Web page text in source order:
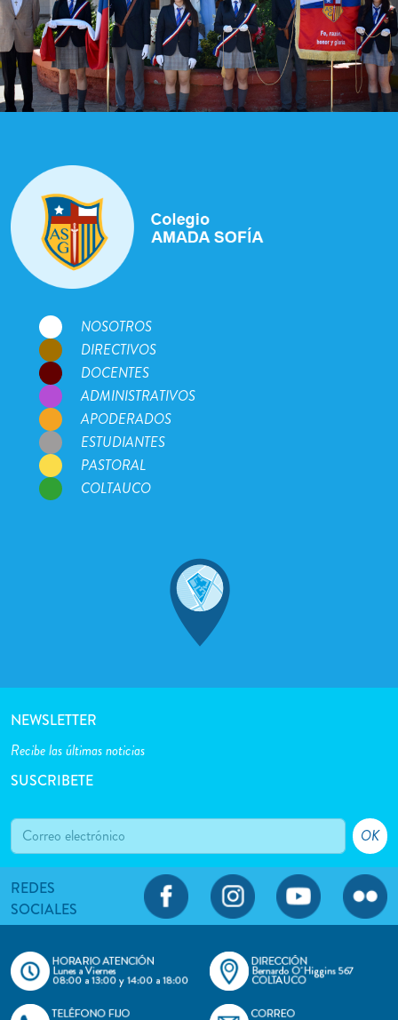
NOSOTROS
DIRECTIVOS
DOCENTES
ADMINISTRATIVOS
APODERADOS
ESTUDIANTES
PASTORAL
COLTAUCO
NEWSLETTER
Recibe las últimas noticias
SUSCRIBETE
OK
REDES
SOCIALES